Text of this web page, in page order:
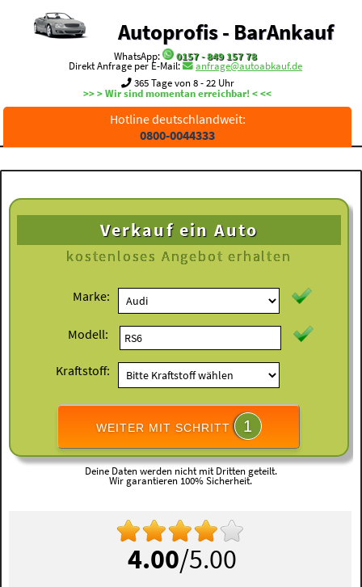
Autoprofis - BarAnkauf
WhatsApp:
0157 - 849 157 78
Direkt Anfrage per E-Mail:
anfrage@autoabkauf.de
365 Tage von 8 - 22 Uhr
>> > Wir sind momentan erreichbar! < <<
Hotline deutschlandweit:
0800-0044333
Verkauf ein Auto
kostenloses Angebot erhalten
Marke:
Modell:
Kraftstoff:
WEITER MIT SCHRITT 1
Deine Daten werden nicht mit Dritten geteilt.
Wir garantieren 100% Sicherheit.
4.00/5.00